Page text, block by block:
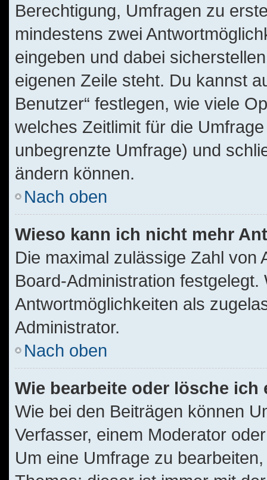
Berechtigung, Umfragen zu
mindestens zwei
eingeben und dabei
eigenen Zeile steht. Du kannst
Benutzer“ festlegen, wie viele
welches Zeitlimit für die
unbegrenzte Umfrage) und
ändern können.
Nach oben
Wieso kann ich nicht mehr
Die maximal zulässige Zahl von
Board-Administration
Antwortmöglichkeiten als
Administrator.
Nach oben
Wie bearbeite oder lösche ich
Wie bei den Beiträgen können
Verfasser, einem Moderator
Um eine Umfrage zu